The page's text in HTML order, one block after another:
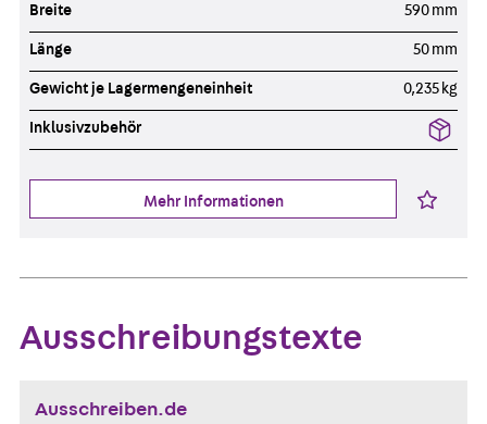
Breite 590 mm
Länge 50 mm
Gewicht je Lagermengeneinheit 0,235 kg
Inklusivzubehör
Mehr Informationen
Ausschreibungstexte
Ausschreiben.de